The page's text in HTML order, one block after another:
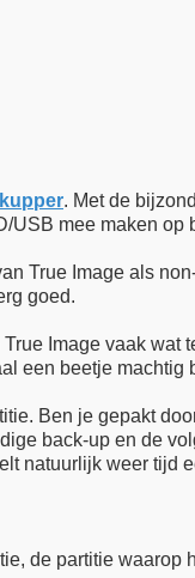
. Met de
USB mee maken op
True Image als
goed.
Image vaak
een beetje machtig
Ben je gepakt
back-up en de
natuurlijk weer
de partitie